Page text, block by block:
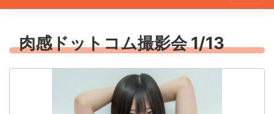
肉感ドットコム撮影会 1/13